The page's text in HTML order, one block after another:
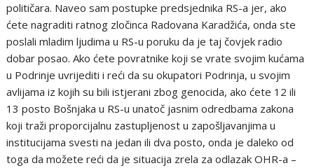
političara. Naveo sam postupke predsjednika RS-a jer, ako
ćete nagraditi ratnog zločinca Radovana Karadžića, onda ste
poslali mladim ljudima u RS-u poruku da je taj čovjek radio
dobar posao. Ako ćete povratnike koji se vrate svojim kućama
u Podrinje uvrijediti i reći da su okupatori Podrinja, u svojim
avlijama iz kojih su bili istjerani zbog genocida, ako ćete 12 ili
13 posto Bošnjaka u RS-u unatoč jasnim odredbama zakona
koji traži proporcijalnu zastupljenost u zapošljavanjima u
institucijama svesti na jedan ili dva posto, onda je daleko od
toga da možete reći da je situacija zrela za odlazak OHR-a –